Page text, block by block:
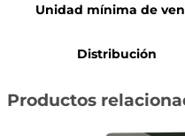
Unidad mínima de
Distribución
Productos